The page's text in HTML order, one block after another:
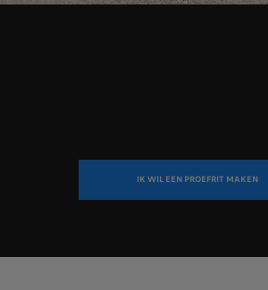
IK WIL EEN PROEFRIT MAKEN